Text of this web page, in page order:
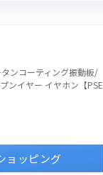
ンコーティング振動板/
ンイヤー イヤホン【PSE
ョッピング